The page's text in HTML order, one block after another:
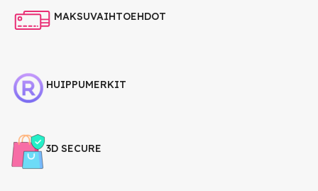
MAKSUVAIHTOEHDOT
HUIPPUMERKIT
3D SECURE